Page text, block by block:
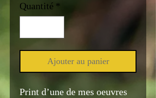
Quantité *
Ajouter au panier
Print d’une de mes oeuvres